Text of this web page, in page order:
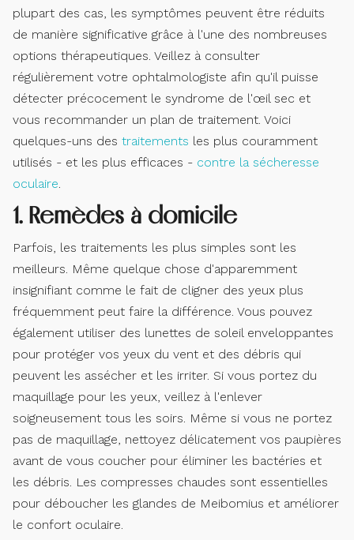
plupart des cas, les symptômes peuvent être réduits
de manière significative grâce à l'une des nombreuses
options thérapeutiques. Veillez à consulter
régulièrement votre ophtalmologiste afin qu'il puisse
détecter précocement le syndrome de l'œil sec et
vous recommander un plan de traitement. Voici
quelques-uns des traitements les plus couramment
utilisés - et les plus efficaces - contre la sécheresse
oculaire.
1. Remèdes à domicile
Parfois, les traitements les plus simples sont les
meilleurs. Même quelque chose d'apparemment
insignifiant comme le fait de cligner des yeux plus
fréquemment peut faire la différence. Vous pouvez
également utiliser des lunettes de soleil enveloppantes
pour protéger vos yeux du vent et des débris qui
peuvent les assécher et les irriter. Si vous portez du
maquillage pour les yeux, veillez à l'enlever
soigneusement tous les soirs. Même si vous ne portez
pas de maquillage, nettoyez délicatement vos paupières
avant de vous coucher pour éliminer les bactéries et
les débris. Les compresses chaudes sont essentielles
pour déboucher les glandes de Meibomius et améliorer
le confort oculaire.